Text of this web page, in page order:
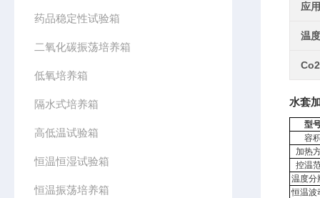
药品稳定性试验箱
二氧化碳振荡培养箱
低氧培养箱
隔水式培养箱
高低温试验箱
恒温恒湿试验箱
恒温振荡培养箱
应
温
水套
型
容
加热
控温
温度分
恒温波